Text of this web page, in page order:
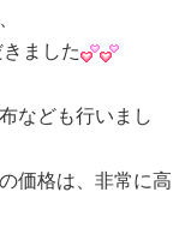
ました
なども行いまし
価格は、非常に高